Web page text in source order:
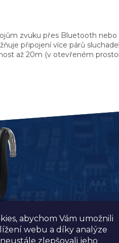
abychom Vám umožnili
webu a díky analýze
zlepšovali jeho
zvuku přes Bluetooth
připojení více párů
až 20m (v otevřeném